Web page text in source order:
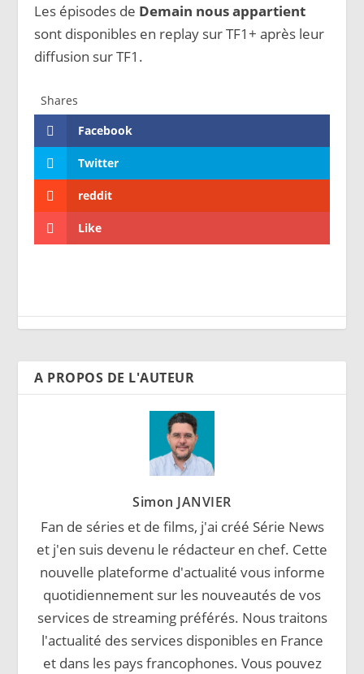
Les épisodes de Demain nous appartient
sont disponibles en replay sur TF1+ après leur
diffusion sur TF1.
Shares
Facebook
Twitter
reddit
Like
A PROPOS DE L'AUTEUR
Simon JANVIER
Fan de séries et de films, j'ai créé Série News
et j'en suis devenu le rédacteur en chef. Cette
nouvelle plateforme d'actualité vous informe
quotidiennement sur les nouveautés de vos
services de streaming préférés. Nous traitons
l'actualité des services disponibles en France
et dans les pays francophones. Vous pouvez